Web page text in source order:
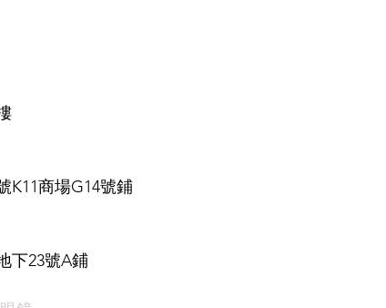
K11商場G14號鋪
下23號A鋪